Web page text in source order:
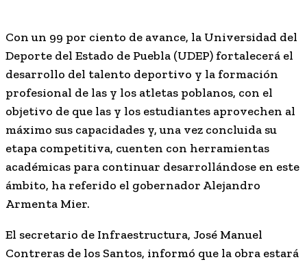
Con un 99 por ciento de avance, la Universidad del
Deporte del Estado de Puebla (UDEP) fortalecerá el
desarrollo del talento deportivo y la formación
profesional de las y los atletas poblanos, con el
objetivo de que las y los estudiantes aprovechen al
máximo sus capacidades y, una vez concluida su
etapa competitiva, cuenten con herramientas
académicas para continuar desarrollándose en este
ámbito, ha referido el gobernador Alejandro
Armenta Mier.
El secretario de Infraestructura, José Manuel
Contreras de los Santos, informó que la obra estará